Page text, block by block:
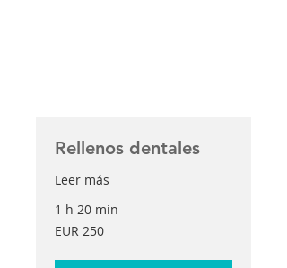
Rellenos dentales
Leer más
1 h 20 min
250
euros
EUR 250